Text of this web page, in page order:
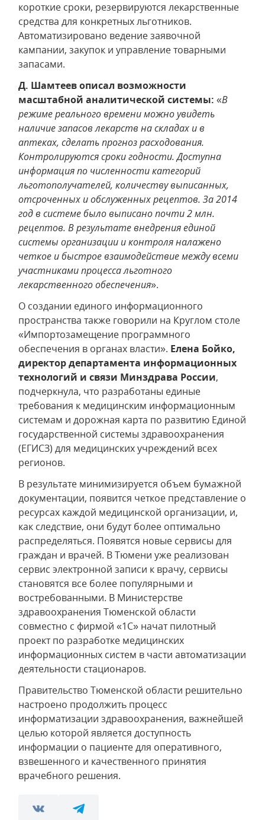
короткие сроки, резервируются лекарственные
средства для конкретных льготников.
Автоматизировано ведение заявочной
кампании, закупок и управление товарными
запасами.
Д. Шамтеев описал возможности
масштабной аналитической системы: «В
режиме реального времени можно увидеть
наличие запасов лекарств на складах и в
аптеках, сделать прогноз расходования.
Контролируются сроки годности. Доступна
информация по численности категорий
льготополучателей, количеству выписанных,
отсроченных и обслуженных рецептов. За 2014
год в системе было выписано почти 2 млн.
рецептов. В результате внедрения единой
системы организации и контроля налажено
четкое и быстрое взаимодействие между всеми
участниками процесса льготного
лекарственного обеспечения».
О создании единого информационного
пространства также говорили на Круглом столе
«Импортозамещение программного
обеспечения в органах власти». Елена Бойко,
директор департамента информационных
технологий и связи Минздрава России,
подчеркнула, что разработаны единые
требования к медицинским информационным
системам и дорожная карта по развитию Единой
государственной системы здравоохранения
(ЕГИСЗ) для медицинских учреждений всех
регионов.
В результате минимизируется объем бумажной
документации, появится четкое представление о
ресурсах каждой медицинской организации, и,
как следствие, они будут более оптимально
распределяться. Появятся новые сервисы для
граждан и врачей. В Тюмени уже реализован
сервис электронной записи к врачу, сервисы
становятся все более популярными и
востребованными. В Министерстве
здравоохранения Тюменской области
совместно с фирмой «1С» начат пилотный
проект по разработке медицинских
информационных систем в части автоматизации
деятельности стационаров.
Правительство Тюменской области решительно
настроено продолжить процесс
информатизации здравоохранения, важнейшей
целью которой является доступность
информации о пациенте для оперативного,
взвешенного и качественного принятия
врачебного решения.